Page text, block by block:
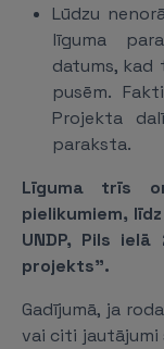
Lūdzu
līguma
datums,
pusēm.
Projekta
paraksta.
Līguma trīs
pielikumiem,
UNDP, Pils
projekts".
Gadījumā, ja
vai citi jautājumi